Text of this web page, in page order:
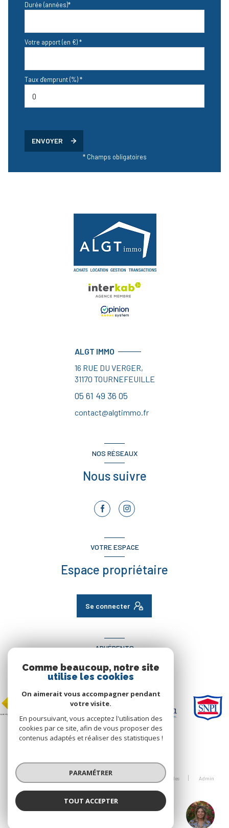
Durée (années)*
Votre apport (en €) *
Taux d'emprunt (%) *
ENVOYER
* Champs obligatoires
ALGT IMMO
ALGT IMMO
16 RUE DU VERGER,
31170 TOURNEFEUILLE
05 61 49 36 05
contact@algtimmo.fr
NOS RÉSEAUX
Nous suivre
VOTRE ESPACE
Espace propriétaire
Se connecter
ADHÉRENTS
Nous adhérons
© 2026 | Tous droits réservés
Mentions légales
Admin
Réalisé par :
Comme beaucoup, notre site
utilise les cookies
On aimerait vous accompagner pendant
votre visite.
En poursuivant, vous acceptez l'utilisation des
cookies par ce site, afin de vous proposer des
contenus adaptés et réaliser des statistiques !
PARAMÉTRER
TOUT ACCEPTER